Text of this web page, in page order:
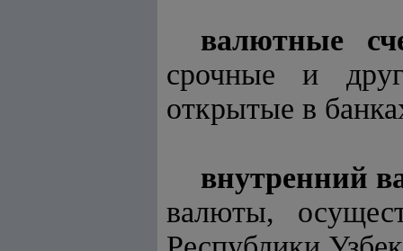
валютные
срочные и
открытые в
внутренний
валюты,